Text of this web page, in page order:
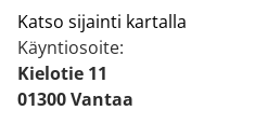
Katso sijainti kartalla
Käyntiosoite:
Kielotie 11
01300 Vantaa